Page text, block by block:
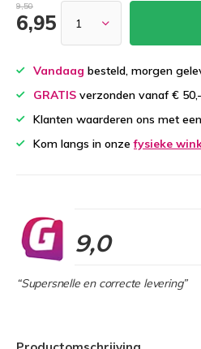
9,50
6,95
Vandaag besteld, morgen
GRATIS verzonden vanaf € 50,-
Klanten waarderen ons met een
Kom langs in onzefysieke
9,0
“Supersnelle en correcte levering”